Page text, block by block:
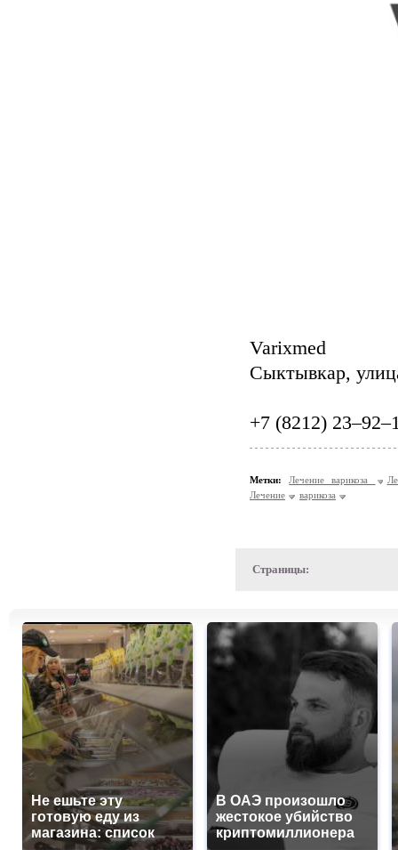
Varixmed
Сыктывкар,
+7 (8212)
Метки: Лечение варикоза
Лечение
варикоза
Страницы:
Не ешьте эту
готовую еду из
магазина: список
В ОАЭ произошло
жестокое убийство
криптомиллионера